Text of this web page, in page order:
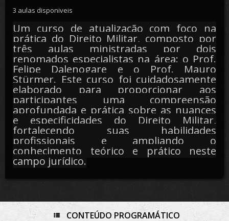
3 aulas disponiveis
Um curso de atualização com foco na
prática do Direito Militar, composto por
três aulas ministradas por dois
renomados especialistas na área: o Prof.
Felipe Dalenogare e o Prof. Mauro
Stürmer. Este curso foi cuidadosamente
elaborado para proporcionar aos
participantes uma compreensão
aprofundada e prática sobre as nuances
e especificidades do Direito Militar,
fortalecendo suas habilidades
profissionais e ampliando o
conhecimento teórico e prático neste
campo jurídico.
CONTEÚDO PROGRAMÁTICO